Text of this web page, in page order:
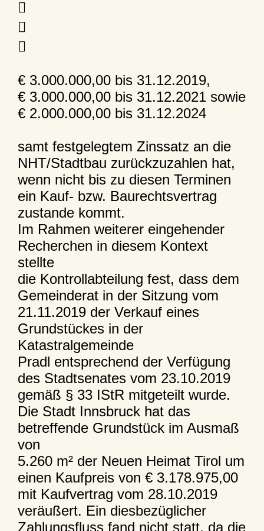



€ 3.000.000,00 bis 31.12.2019,
€ 3.000.000,00 bis 31.12.2021 sowie
€ 2.000.000,00 bis 31.12.2024
samt festgelegtem Zinssatz an die
NHT/Stadtbau zurückzuzahlen hat,
wenn nicht bis zu diesen Terminen
ein Kauf- bzw. Baurechtsvertrag
zustande kommt.
Im Rahmen weiterer eingehender
Recherchen in diesem Kontext
stellte
die Kontrollabteilung fest, dass dem
Gemeinderat in der Sitzung vom
21.11.2019 der Verkauf eines
Grundstückes in der
Katastralgemeinde
Pradl entsprechend der Verfügung
des Stadtsenates vom 23.10.2019
gemäß § 33 IStR mitgeteilt wurde.
Die Stadt Innsbruck hat das
betreffende Grundstück im Ausmaß
von
5.260 m² der Neuen Heimat Tirol um
einen Kaufpreis von € 3.178.975,00
mit Kaufvertrag vom 28.10.2019
veräußert. Ein diesbezüglicher
Zahlungsfluss fand nicht statt, da die